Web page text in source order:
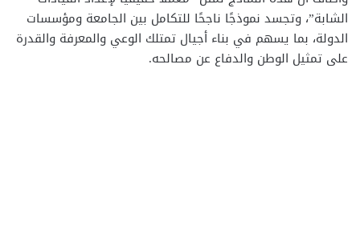
الشابة”، وتجسد نموذجًا ناجحًا للتكامل بين الجامعة ومؤسسات
الدولة، بما يسهم في بناء أجيال تمتلك الوعي والمعرفة والقدرة
على تمثيل الوطن والدفاع عن مصالحه.